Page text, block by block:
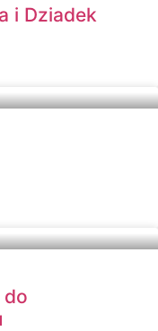
i Dziadek
do